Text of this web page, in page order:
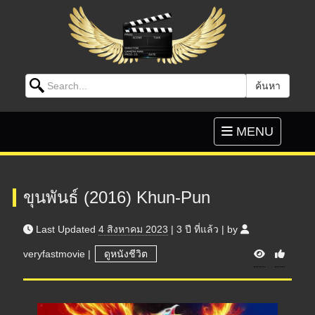
Search for: ค้นหา
Toggle
navigation
MENU
ขุนพันธ์ (2016) Khun-Pun
Last Updated 4 สิงหาคม 2023 | 3 ปี ที่แล้ว | by
veryfastmovie | ดูหนังชีวิต V
i
e